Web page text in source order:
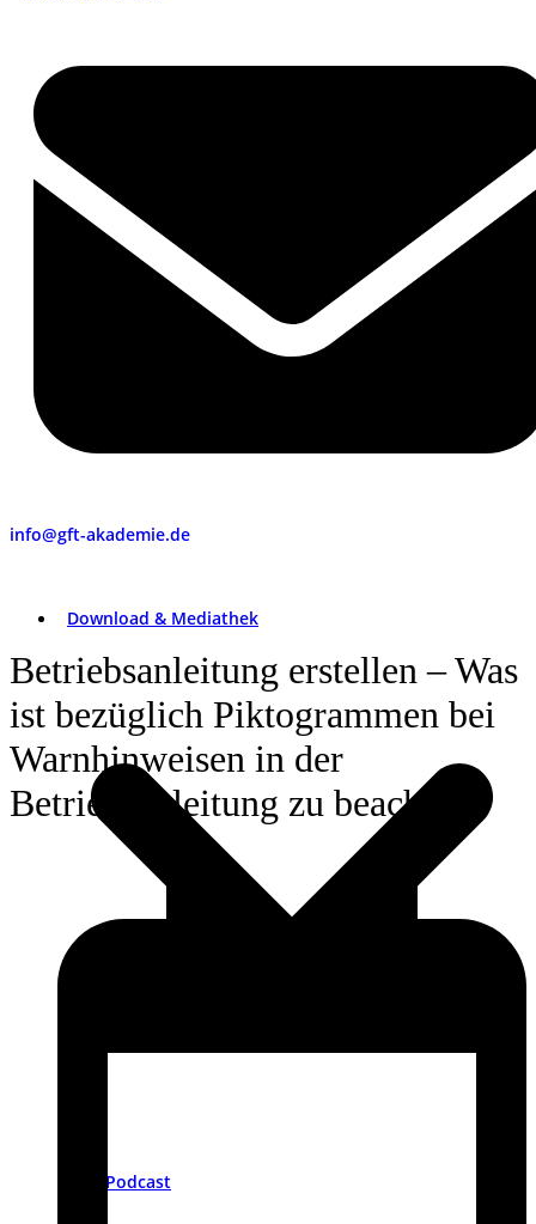
info@gft-akademie.de
Download & Mediathek
Podcast
Betriebsanleitung erstellen – Was
ist bezüglich Piktogrammen bei
Warnhinweisen in der
Betriebsanleitung zu beachten?